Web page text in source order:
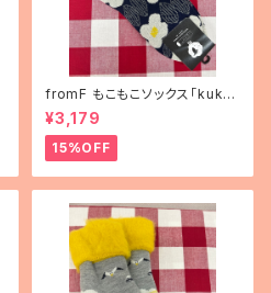
fromF もこもこソックス「kukka
puutarha（花畑）」
¥3,179
15%OFF